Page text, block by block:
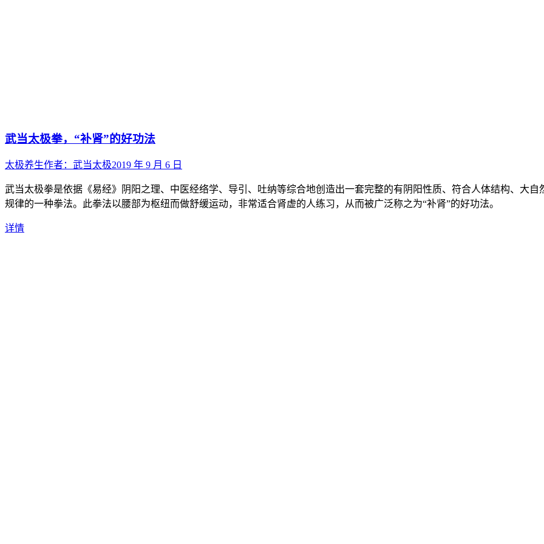
武当太极拳，“补肾”的好功法
太极养生作者： 武当太极2019 年 9 月 6 日
武当太极拳是依据《易经》阴阳之理、中医经络学、导引、吐纳等综合地创造出一套完整的有阴阳性质、符合人体结构、大自
规律的一种拳法。此拳法以腰部为枢纽而做舒缓运动，非常适合肾虚的人练习，从而被广泛称之为“补肾”的好功法。
详情